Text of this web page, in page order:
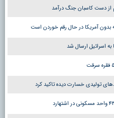
از دست کاسبان جنگ درآمد
بدون آمریکا در حال رقم خوردن است
تولیدی خسارت دیده تاکید کرد